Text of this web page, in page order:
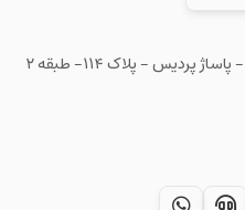
سه راه امین حضور - خیابان امیر کبیر - پاساژ پردیس - پلاک ۱۱۴- طبقه ۲